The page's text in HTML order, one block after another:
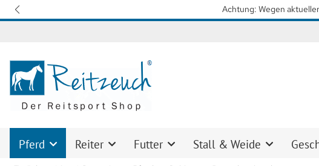
Wir arbeiten mit Hochdruck daran, so schnell
Pferd Reiter Futter Stall & Weide